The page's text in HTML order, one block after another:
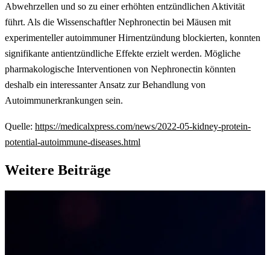
Abwehrzellen und so zu einer erhöhten entzündlichen Aktivität
führt. Als die Wissenschaftler Nephronectin bei Mäusen mit
experimenteller autoimmuner Hirnentzündung blockierten, konnten
signifikante antientzündliche Effekte erzielt werden. Mögliche
pharmakologische Interventionen von Nephronectin könnten
deshalb ein interessanter Ansatz zur Behandlung von
Autoimmunerkrankungen sein.
Quelle: https://medicalxpress.com/news/2022-05-kidney-protein-
potential-autoimmune-diseases.html
Weitere Beiträge